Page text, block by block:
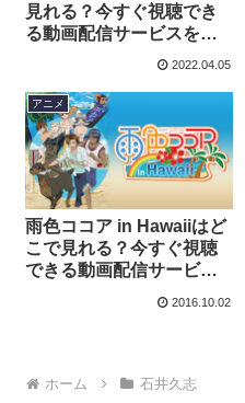
見れる？今すぐ視聴でき
る動画配信サービスを紹
2022.04.05
アニメ
雨色ココア in Hawaiiはど
こで見れる？今すぐ視聴
できる動画配信サービス
2016.10.02
ホーム 石井久志